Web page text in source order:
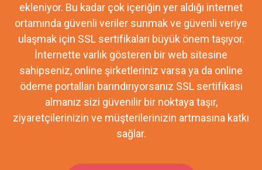
ekleniyor. Bu kadar çok içeriğin yer aldığı internet
ortamında güvenli veriler sunmak ve güvenli veriye
ulaşmak için SSL sertifikaları büyük önem taşıyor.
İnternette varlık gösteren bir web sitesine
sahipseniz, online şirketleriniz varsa ya da online
ödeme portalları barındırıyorsanız SSL sertifikası
almanız sizi güvenilir bir noktaya taşır,
ziyaretçilerinizin ve müşterilerinizin artmasına katkı
sağlar.